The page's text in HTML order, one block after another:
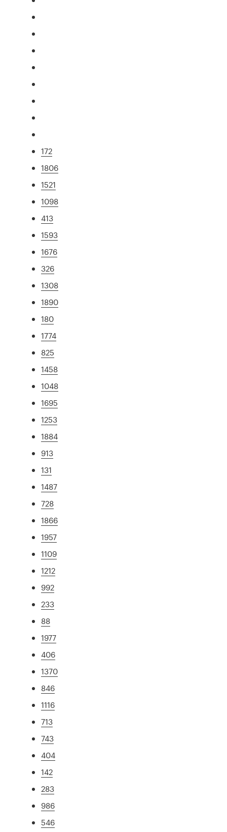
172
1806
1521
1098
413
1593
1676
326
1308
1890
180
1774
825
1458
1048
1695
1253
1884
913
131
1487
728
1866
1957
1109
1212
992
233
88
1977
406
1370
846
1116
713
743
404
142
283
986
546